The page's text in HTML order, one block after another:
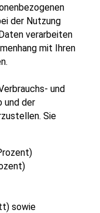
der Nutzung
verarbeiten
mit Ihren
und
und der
Sie
sowie